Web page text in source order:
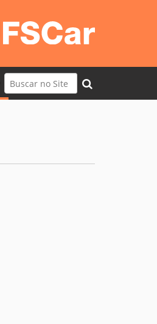
Busca
Busca Avançada…